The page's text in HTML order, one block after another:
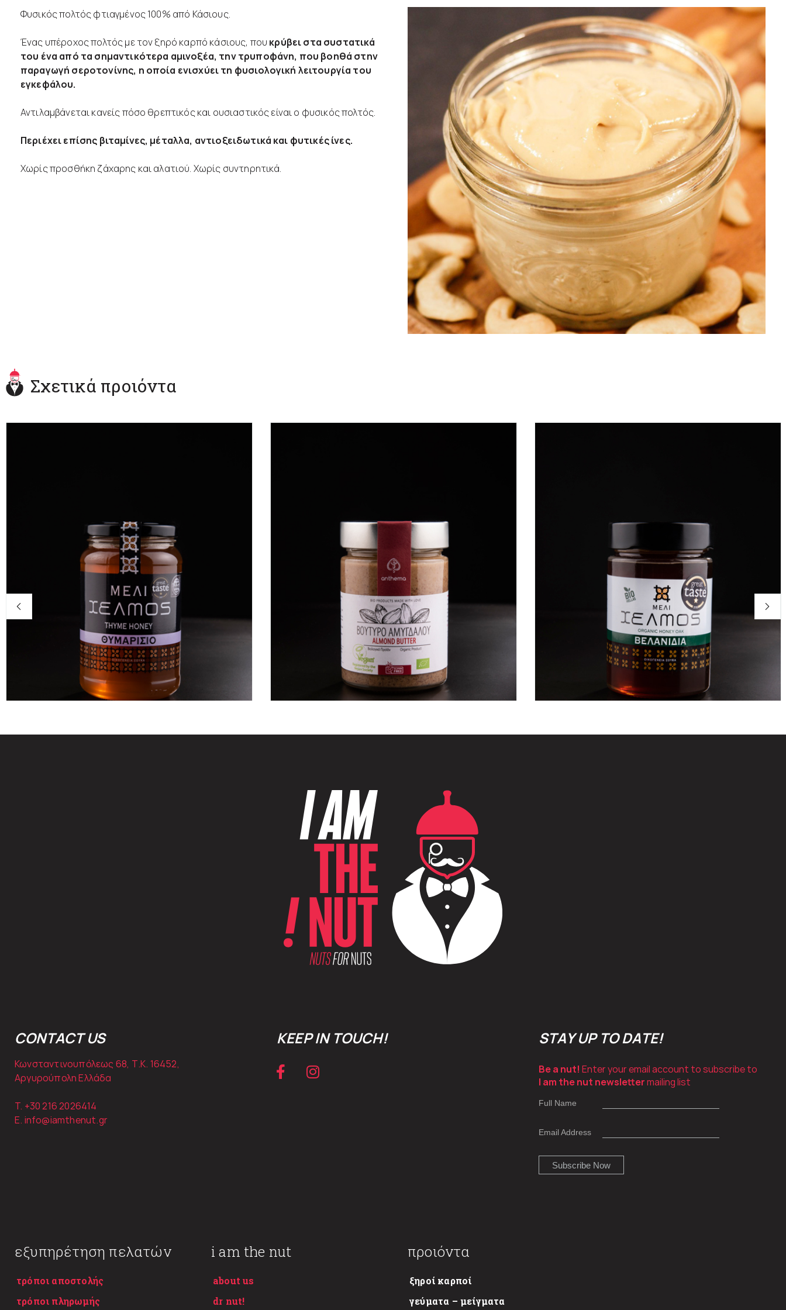
Φυσικός πολτός φτιαγμένος 100% από Κάσιους.
Ένας υπέροχος πολτός με τον ξηρό καρπό κάσιους, που κρύβει στα συστατικά
του ένα από τα σημαντικότερα αμινοξέα, την τρυποφάνη, που βοηθά στην
παραγωγή σεροτονίνης, η οποία ενισχύει τη φυσιολογική λειτουργία του
εγκεφάλου.
Αντιλαμβάνεται κανείς πόσο θρεπτικός και ουσιαστικός είναι ο φυσικός πολτός.
Περιέχει επίσης βιταμίνες, μέταλλα, αντιοξειδωτικά και φυτικές ίνες.
Χωρίς προσθήκη ζάχαρης και αλατιού. Χωρίς συντηρητικά.
Σχετικά προιόντα
Βιολογικό βούτυρο αμυγδάλου
CONTACT US
Κωνσταντινουπόλεως 68, Τ.Κ. 16452,
Αργυρούπολη Ελλάδα
T. +30216 2026414
E. info@iamthenut.gr
KEEP IN TOUCH! STAY UP TO DATE!
Be a nut! Enter your email account to subscribe to
I am the nut newslettermailing list
Full Name
Email Address
εξυπηρέτηση πελατών
τρόποι αποστολής
τρόποι πληρωμής
i am the nut
about us
dr nut!
προιόντα
ξηροί καρποί
γεύματα – μείγματα